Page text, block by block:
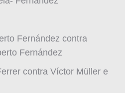
Fernández contra
Fernández
contra Víctor Müller e